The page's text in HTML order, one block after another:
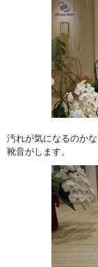
汚れが気になるのか
靴音がします。